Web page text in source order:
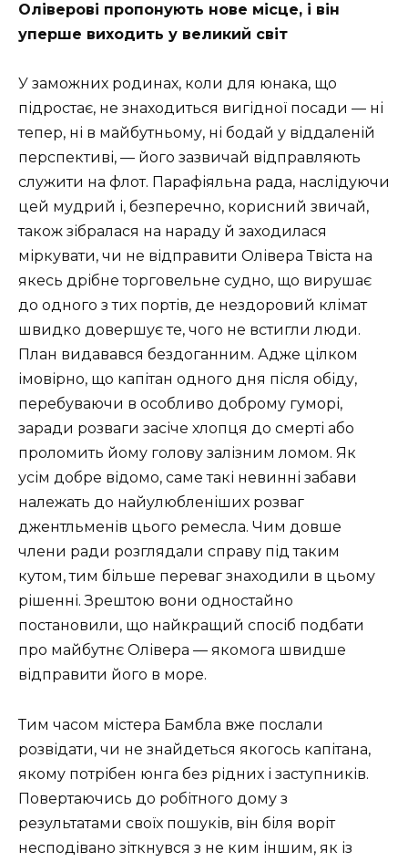
Оліверові пропонують нове місце, і він
уперше виходить у великий світ
У заможних родинах, коли для юнака, що
підростає, не знаходиться вигідної посади — ні
тепер, ні в майбутньому, ні бодай у віддаленій
перспективі, — його зазвичай відправляють
служити на флот. Парафіяльна рада, наслідуючи
цей мудрий і, безперечно, корисний звичай,
також зібралася на нараду й заходилася
міркувати, чи не відправити Олівера Твіста на
якесь дрібне торговельне судно, що вирушає
до одного з тих портів, де нездоровий клімат
швидко довершує те, чого не встигли люди.
План видавався бездоганним. Адже цілком
імовірно, що капітан одного дня після обіду,
перебуваючи в особливо доброму гуморі,
заради розваги засіче хлопця до смерті або
проломить йому голову залізним ломом. Як
усім добре відомо, саме такі невинні забави
належать до найулюбленіших розваг
джентльменів цього ремесла. Чим довше
члени ради розглядали справу під таким
кутом, тим більше переваг знаходили в цьому
рішенні. Зрештою вони одностайно
постановили, що найкращий спосіб подбати
про майбутнє Олівера — якомога швидше
відправити його в море.
Тим часом містера Бамбла вже послали
розвідати, чи не знайдеться якогось капітана,
якому потрібен юнга без рідних і заступників.
Повертаючись до робітного дому з
результатами своїх пошуків, він біля воріт
несподівано зіткнувся з не ким іншим, як із